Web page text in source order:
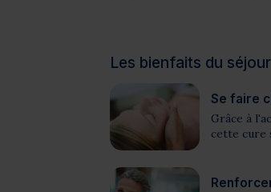
Les bienfaits du
Se faire
Grâce à
cette cure